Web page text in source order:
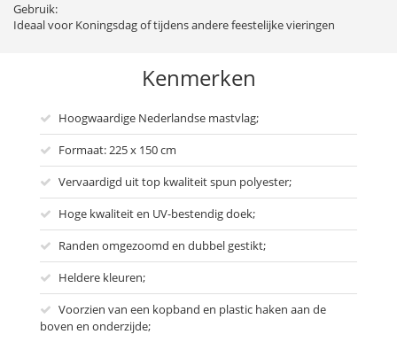
Gebruik:
Ideaal voor Koningsdag of tijdens andere feestelijke vieringen
Kenmerken
Hoogwaardige Nederlandse mastvlag;
Formaat: 225 x 150 cm
Vervaardigd uit top kwaliteit spun polyester;
Hoge kwaliteit en UV-bestendig doek;
Randen omgezoomd en dubbel gestikt;
Heldere kleuren;
Voorzien van een kopband en plastic haken aan de
boven en onderzijde;